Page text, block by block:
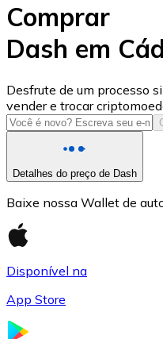
USD Coin
USDC
Comprar
Dash em
Desfrute de um processo
vender e trocar
Detalhes do preço de Dash
Baixe nossa Wallet de
Disponível na
App Store